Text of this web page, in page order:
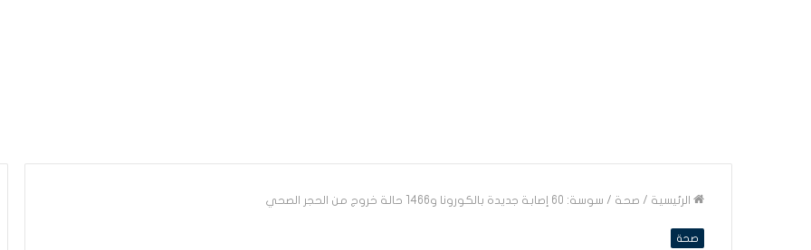
الرئيسية / صحة / سوسة: 60 إصابة جديدة بالكورونا و1466 حالة خروج من الحجر الصحي
صحة